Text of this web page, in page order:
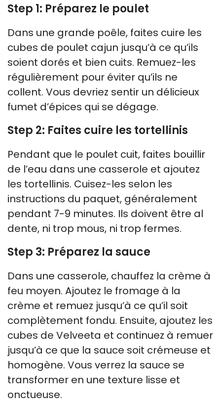
Step 1: Préparez le poulet
Dans une grande poêle, faites cuire les
cubes de poulet cajun jusqu’à ce qu’ils
soient dorés et bien cuits. Remuez-les
régulièrement pour éviter qu’ils ne
collent. Vous devriez sentir un délicieux
fumet d’épices qui se dégage.
Step 2: Faites cuire les tortellinis
Pendant que le poulet cuit, faites bouillir
de l’eau dans une casserole et ajoutez
les tortellinis. Cuisez-les selon les
instructions du paquet, généralement
pendant 7-9 minutes. Ils doivent être al
dente, ni trop mous, ni trop fermes.
Step 3: Préparez la sauce
Dans une casserole, chauffez la crème à
feu moyen. Ajoutez le fromage à la
crème et remuez jusqu’à ce qu’il soit
complètement fondu. Ensuite, ajoutez les
cubes de Velveeta et continuez à remuer
jusqu’à ce que la sauce soit crémeuse et
homogène. Vous verrez la sauce se
transformer en une texture lisse et
onctueuse.